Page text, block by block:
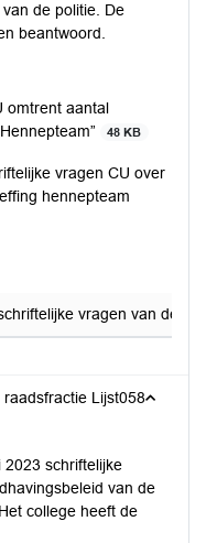
de politie. De
beantwoord.
omtrent aantal
48 KB
vragen CU over
hennepteam
vragen van de
Lijst058
2023 schriftelijke
van de
college heeft de